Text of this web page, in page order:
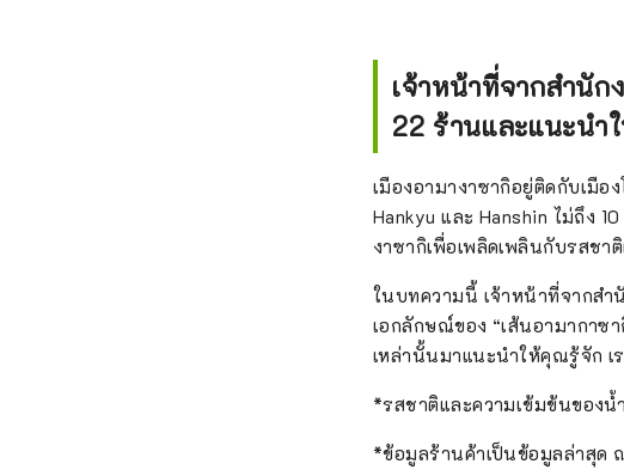
เป็นสมาคมที่จัด
เกี่ยวข้องกับอา
ถิ่นโดยการใช้ท
เอกลักษณ์เฉพา
ในพื้นที่
เจ้าหน้าที่จากสำนัก
22 ร้านและแนะนำ
เมืองอามางาซากิอยู่ติดกับเมือ
Hankyu และ Hanshin ไม่ถึง
งาซากิเพื่อเพลิดเพลินกับรสช
ในบทความนี้ เจ้าหน้าที่จากสำ
เอกลักษณ์ของ “เส้นอามากาซ
เหล่านั้นมาแนะนำให้คุณรู้จัก
*รสชาติและความเข้มข้นของน้
*ข้อมูลร้านค้าเป็นข้อมูลล่าสุด